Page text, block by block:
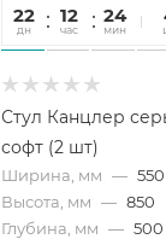
22
дн
12
час
24
мин
Стул Канцлер
софт (2 шт)
Ширина, мм — 550
Высота, мм — 850
Глубина, мм — 500